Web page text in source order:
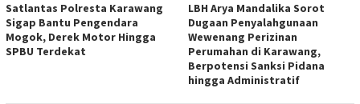
Satlantas Polresta Karawang
Sigap Bantu Pengendara
Mogok, Derek Motor Hingga
SPBU Terdekat
LBH Arya Mandalika Sorot
Dugaan Penyalahgunaan
Wewenang Perizinan
Perumahan di Karawang,
Berpotensi Sanksi Pidana
hingga Administratif